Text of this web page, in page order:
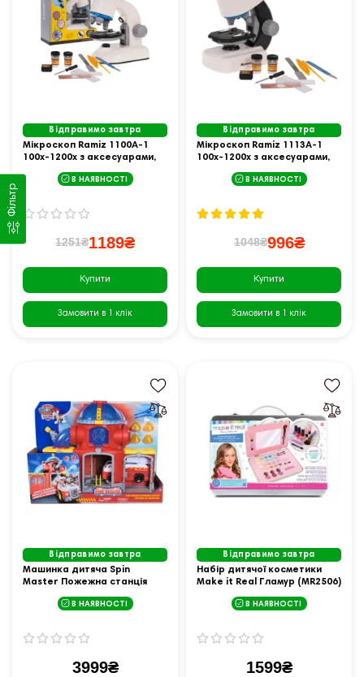
Фільтр
Відправимо завтра
Мікроскоп Ramiz 1100A-1
100х-1200х з аксесуарами,
В НАЯВНОСТІ
1251₴1189₴
Купити
Замовити в 1 клік
Відправимо завтра
Мікроскоп Ramiz 1113A-1
100х-1200х з аксесуарами,
В НАЯВНОСТІ
1048₴996₴
Купити
Замовити в 1 клік
Відправимо завтра
Машинка дитяча Spin
Master Пожежна станція
В НАЯВНОСТІ
3999₴
Відправимо завтра
Набір дитячої косметики
Make it Real Гламур (MR2506)
В НАЯВНОСТІ
1599₴